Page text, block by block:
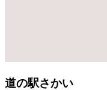
道の駅さかい